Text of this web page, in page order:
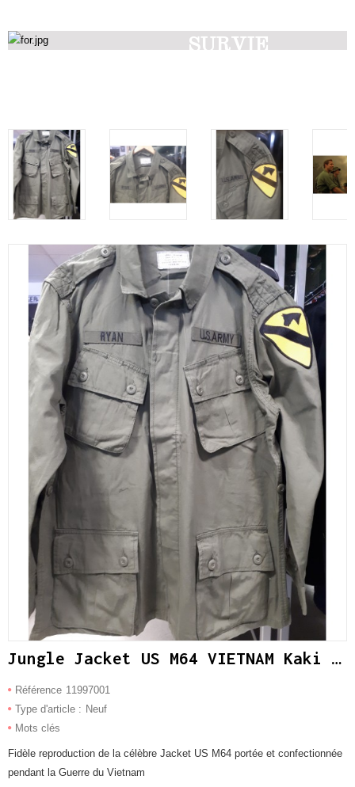
SURVIE
Jungle Jacket US M64 VIETNAM Kaki - Repro -
Référence 11997001
Type d'article : Neuf
Mots clés
Fidèle reproduction de la célèbre Jacket US M64 portée et confectionnée
pendant la Guerre du Vietnam